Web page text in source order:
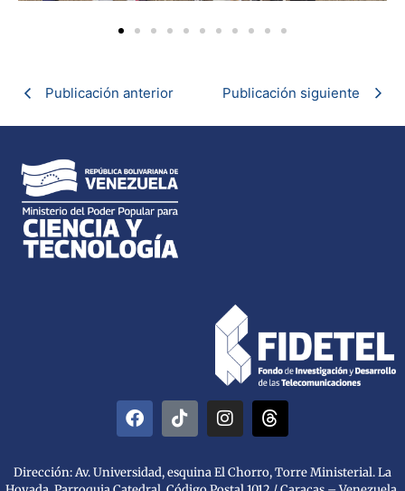
Publicación anterior Publicación siguiente
Dirección: Av. Universidad, esquina El Chorro, Torre Ministerial. La